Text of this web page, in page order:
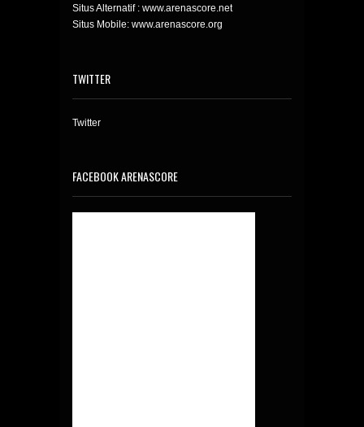
Situs Alternatif : www.arenascore.net
Situs Mobile: www.arenascore.org
TWITTER
Twitter
FACEBOOK ARENASCORE